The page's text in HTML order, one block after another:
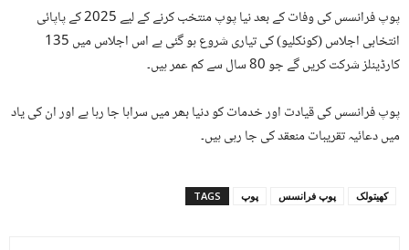
پوپ فرانسس کی وفات کے بعد نیا پوپ منتخب کرنے کے لیے 2025 کے پاپائی
انتخابی اجلاس (کونکلیو) کی تیاری شروع ہو گئی ہے اس اجلاس میں 135
کارڈینلز شرکت کریں گے جو 80 سال سے کم عمر ہیں۔
پوپ فرانسس کی قیادت اور خدمات کو دنیا بھر میں سراہا جا رہا ہے اور ان کی یاد
میں دعائیہ تقریبات منعقد کی جا رہی ہیں۔
TAGS پوپ پوپ فرانسس کھیتولک